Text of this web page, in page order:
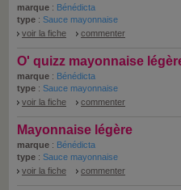
marque : Bénédicta
type : Sauce mayonnaise
voir la fiche
commenter
O' quizz mayonnaise
marque : Bénédicta
type : Sauce mayonnaise
voir la fiche
commenter
Mayonnaise légère
marque : Bénédicta
type : Sauce mayonnaise
voir la fiche
commenter